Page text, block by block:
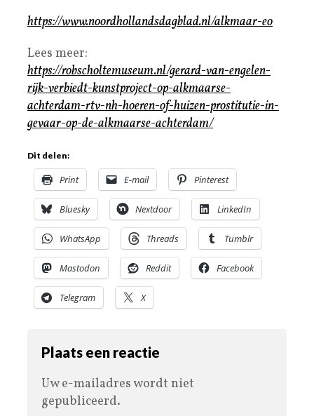
https://www.noordhollandsdagblad.nl/alkmaar-eo
Lees meer:
https://robscholtemuseum.nl/gerard-van-engelen-
rijk-verbiedt-kunstproject-op-alkmaarse-
achterdam-rtv-nh-hoeren-of-huizen-prostitutie-in-
gevaar-op-de-alkmaarse-achterdam/
Dit delen:
Print E-mail Pinterest
Bluesky Nextdoor LinkedIn
WhatsApp Threads Tumblr
Mastodon Reddit Facebook
Telegram X
Plaats een reactie
Uw e-mailadres wordt niet
gepubliceerd.